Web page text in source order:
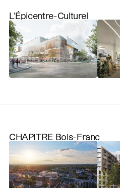
L'Épicentre-Culturel
CHAPITRE Bois-Franc